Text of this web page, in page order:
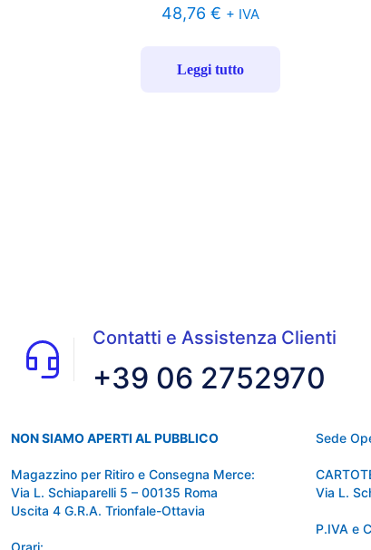
48,76 € + IVA
Leggi tutto
Contatti e Assistenza Clienti
+39 06 2752970
NON SIAMO APERTI AL PUBBLICO
Magazzino per Ritiro e Consegna Merce:
Via L. Schiaparelli 5 – 00135 Roma
Uscita 4 G.R.A. Trionfale-Ottavia
Sede
Via L.
P.IVA e